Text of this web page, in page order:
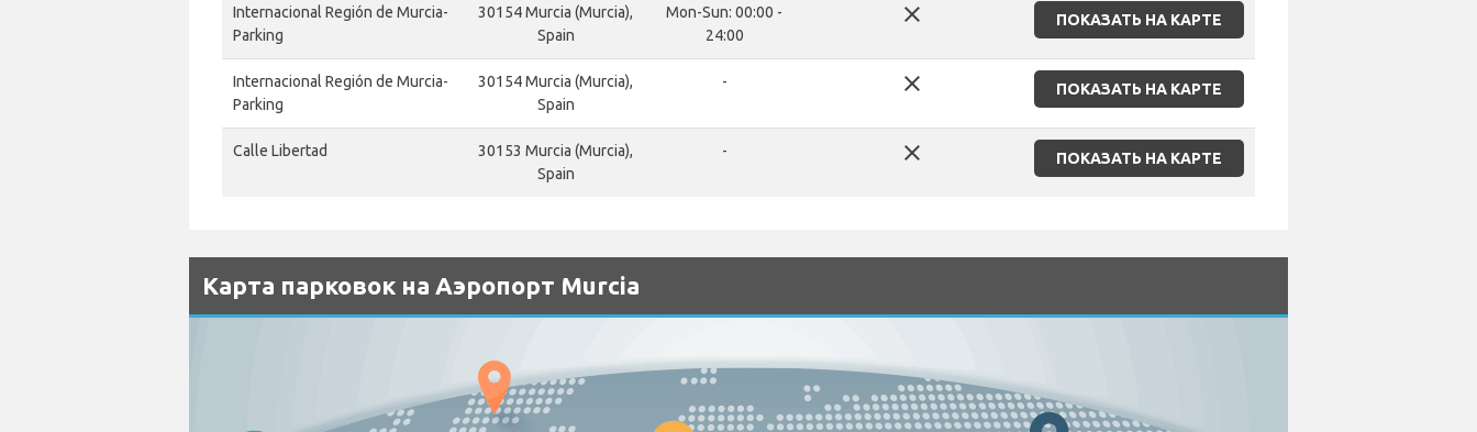
Internacional Región de Murcia-
Parking
30154 Murcia (Murcia),
Spain
Mon-Sun: 00:00 -
24:00
close ПОКАЗАТЬ НА КАРТЕ
Internacional Región de Murcia-
Parking
30154 Murcia (Murcia),
Spain
- close ПОКАЗАТЬ НА КАРТЕ
Calle Libertad
30153 Murcia (Murcia),
Spain
- close ПОКАЗАТЬ НА КАРТЕ
Карта парковок на Аэропорт Murcia